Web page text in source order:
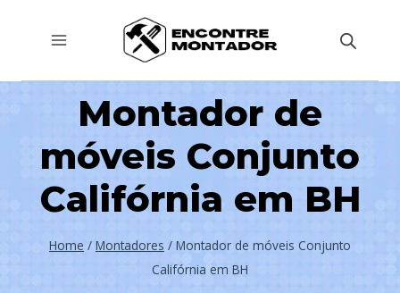
Montador de
móveis Conjunto
Califórnia em BH
Home / Montadores / Montador de móveis Conjunto
Califórnia em BH